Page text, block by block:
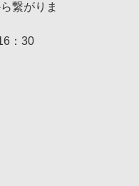
繋がりま
：30